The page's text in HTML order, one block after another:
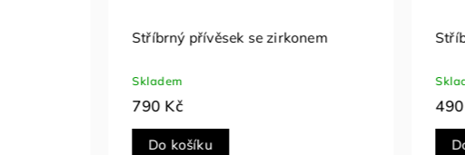
Stříbrný přívěsek se zirkonem Stříbrný přívěsek s perlou